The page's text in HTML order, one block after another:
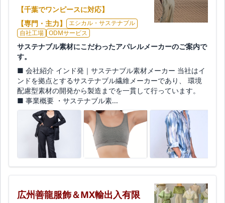
【千葉でワンピースに対応】
【専門・主力】
エシカル・サステナブル
自社工場 ODMサービス
サステナブル素材にこだわったアパレルメーカーのご案内で
す。
■ 会社紹介 インド発｜サステナブル素材メーカー 当社はイ
ンドを拠点とするサステナブル繊維メーカーであり、 環境
配慮型素材の開発から製造までを一貫して行っています。
■ 事業概要 ・サステナブル素...
広州善龍服飾＆MX輸出入有限